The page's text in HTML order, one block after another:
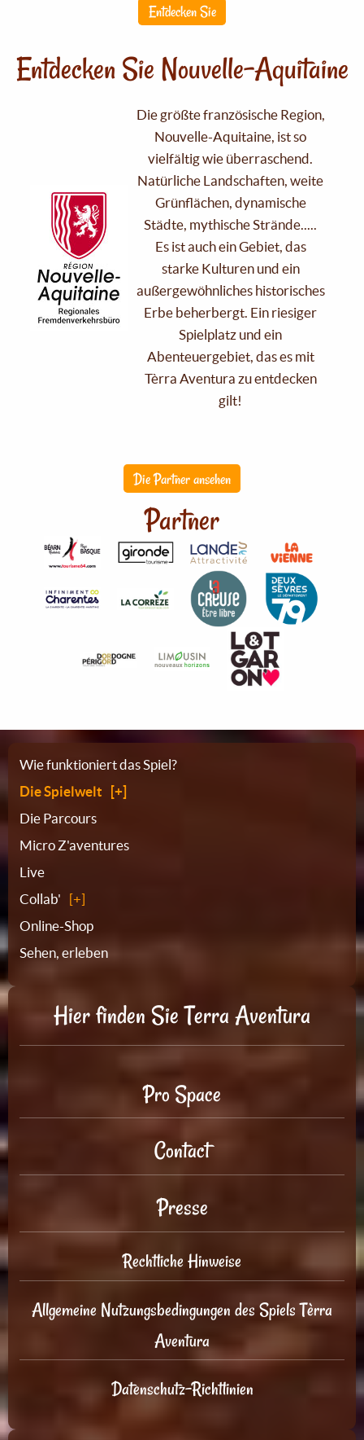
Entdecken Sie
Entdecken Sie Nouvelle-Aquitaine
Die größte französische Region,
Nouvelle-Aquitaine, ist so
vielfältig wie überraschend.
Natürliche Landschaften, weite
Grünflächen, dynamische
Städte, mythische Strände.....
Es ist auch ein Gebiet, das
starke Kulturen und ein
außergewöhnliches historisches
Erbe beherbergt. Ein riesiger
Spielplatz und ein
Abenteuergebiet, das es mit
Tèrra Aventura zu entdecken
gilt!
Die Partner ansehen
Partner
Sitemap
Wie funktioniert das Spiel?
Die Spielwelt
Die Parcours
Micro Z'aventures
Live
Collab'
Online-Shop
Sehen, erleben
Hier finden Sie Terra Aventura
Pro Space
Contact
Presse
Rechtliche Hinweise
Allgemeine Nutzungsbedingungen des Spiels Tèrra
Aventura
Datenschutz-Richtlinien